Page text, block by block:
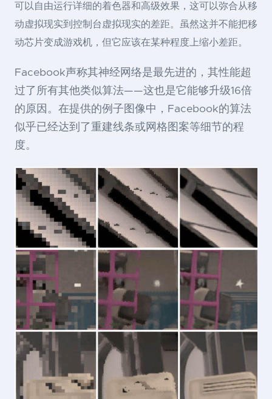
可以自由运行详细的着色器和高级效果，这可以弥合从移
动虚拟现实到控制台虚拟现实的差距。虽然这并不能把移
动芯片变成游戏机，但它应该在某种程度上缩小差距。
Facebook声称其神经网络是最先进的，其性能超
过了所有其他类似算法——这也是它能够升级16倍
的原因。在提供的例子图像中，Facebook的算法
似乎已经达到了重建线条或网格图案等细节的程
度。